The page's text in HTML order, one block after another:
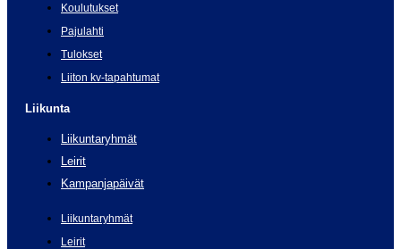
Koulutukset
Pajulahti
Tulokset
Liiton kv-tapahtumat
Liikunta
Liikuntaryhmät
Leirit
Kampanjapäivät
Liikuntaryhmät
Leirit